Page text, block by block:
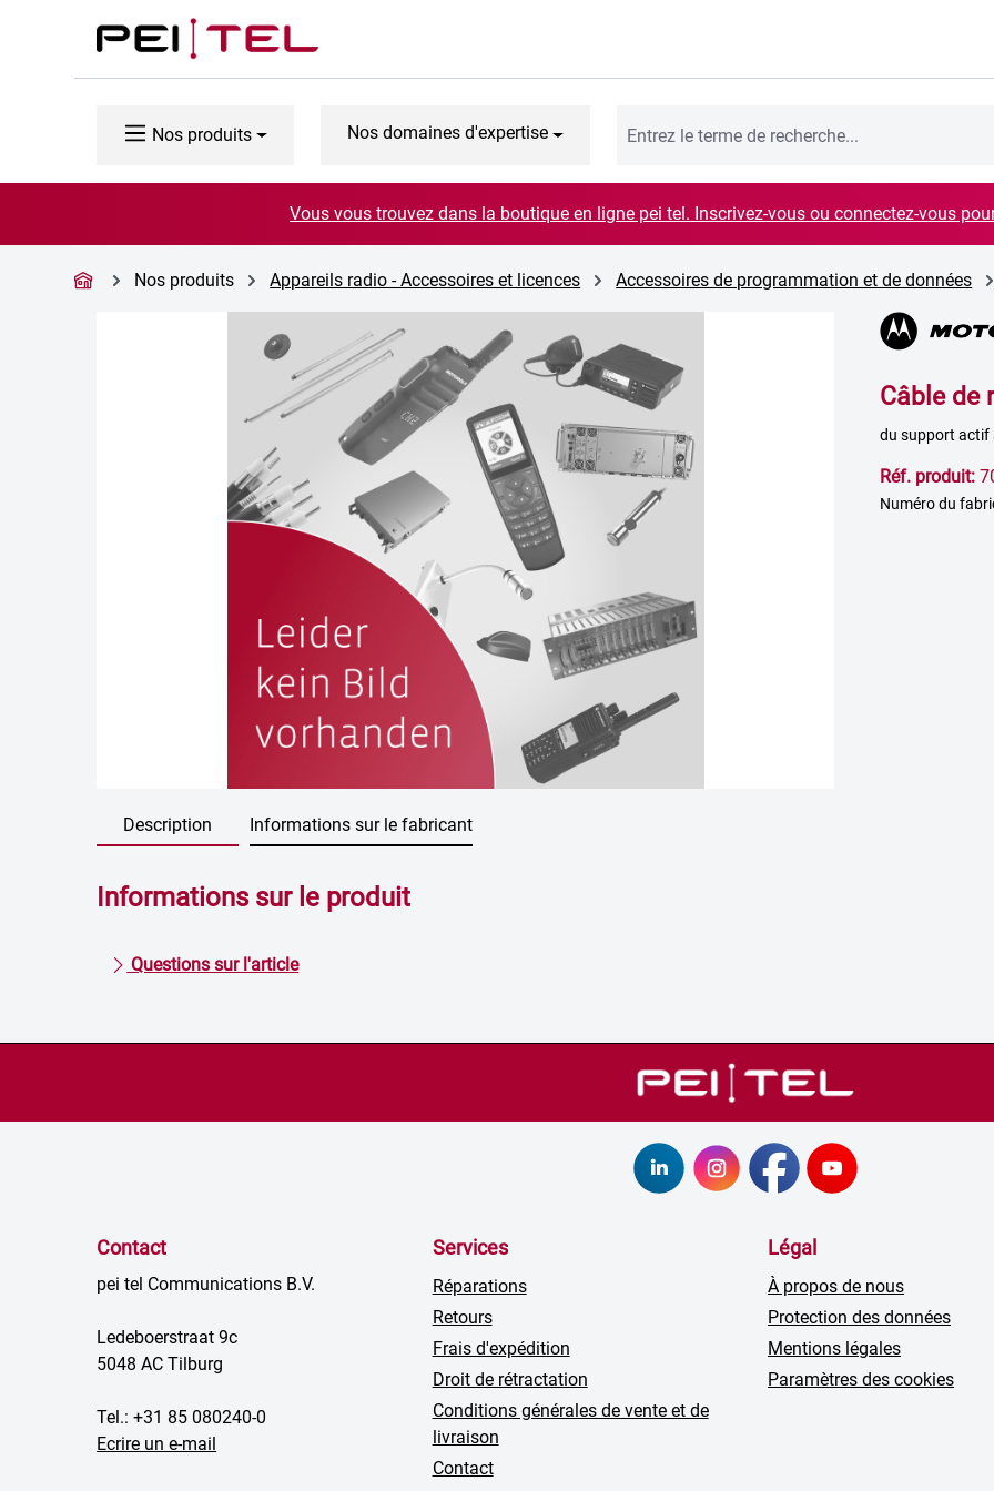
au contenu principal
Passer à la recherche
Passer à la navigation principale
Nos produits Nos domaines d'expertise
Vous vous trouvez dans la boutique en ligne pei tel. Inscrivez-vous ou connectez-vous
Nos produits Appareils radio - Accessoires et licences Accessoires de programmation et de données
Câble de
du support actif
Réf. produit:
Numéro du
Description Informations sur le fabricant
Informations sur le produit
Questions sur l'article
Contact
pei tel Communications B.V.
Ledeboerstraat 9c
5048 AC Tilburg
Tel.: +31 85 080240-0
Ecrire un e-mail
Services
Réparations
Retours
Frais d'expédition
Droit de rétractation
Conditions générales de vente et de
livraison
Contact
Légal
À propos de nous
Protection des données
Mentions légales
Paramètres des cookies